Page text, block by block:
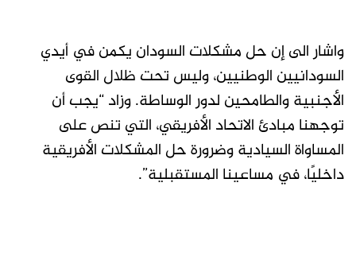
واشار الى إن حل مشكلات السودان يكمن في أيدي
السودانيين الوطنيين، وليس تحت ظلال القوى
الأجنبية والطامحين لدور الوساطة. وزاد “يجب أن
توجهنا مبادئ الاتحاد الأفريقي، التي تنص على
المساواة السيادية وضرورة حل المشكلات الأفريقية
داخليًا، في مساعينا المستقبلية”.